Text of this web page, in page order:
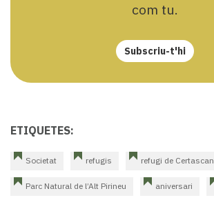
com tu.
Subscriu-t'hi
ETIQUETES:
Societat refugis refugi de Certascan
Parc Natural de l’Alt Pirineu aniversari